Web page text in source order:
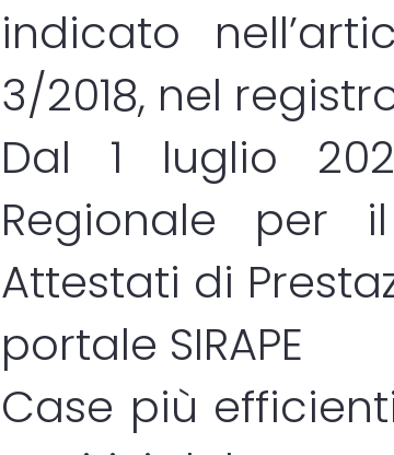
indicato
3/2018, nel
Dal 1 luglio
Regionale per
Attestati di
portale SIRAPE
Case più